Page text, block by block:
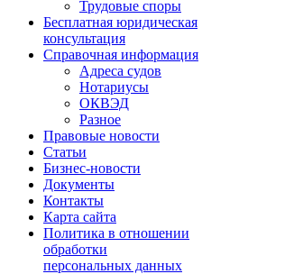
Трудовые споры
Бесплатная юридическая
консультация
Справочная информация
Адреса судов
Нотариусы
ОКВЭД
Разное
Правовые новости
Статьи
Бизнес-новости
Документы
Контакты
Карта сайта
Политика в отношении
обработки
персональных данных